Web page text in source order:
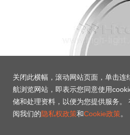
关闭此横幅，滚动网站页面，单击连
航浏览网站，即表示您同意使用
储和处理资料，以便为您提供服务。
阅我们的隐私权政策和Cookie政策。